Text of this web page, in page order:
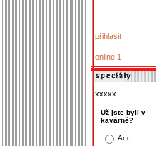
přihlásit
online:1
xxxxx
Už jste byli v
kavárně?
Ano